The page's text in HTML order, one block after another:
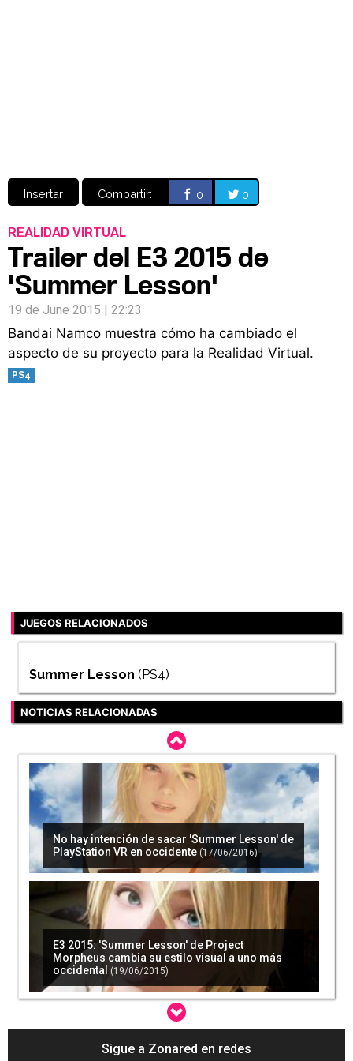
Insertar Compartir: 0 0
REALIDAD VIRTUAL
Trailer del E3 2015 de
'Summer Lesson'
19 de June 2015 | 22:23
Bandai Namco muestra cómo ha cambiado el
aspecto de su proyecto para la Realidad Virtual.
PS4
JUEGOS RELACIONADOS
Summer Lesson (PS4)
NOTICIAS RELACIONADAS
No hay intención de sacar 'Summer Lesson' de
PlayStation VR en occidente (17/06/2016)
E3 2015: 'Summer Lesson' de Project
Morpheus cambia su estilo visual a uno más
occidental (19/06/2015)
Sigue a Zonared en redes